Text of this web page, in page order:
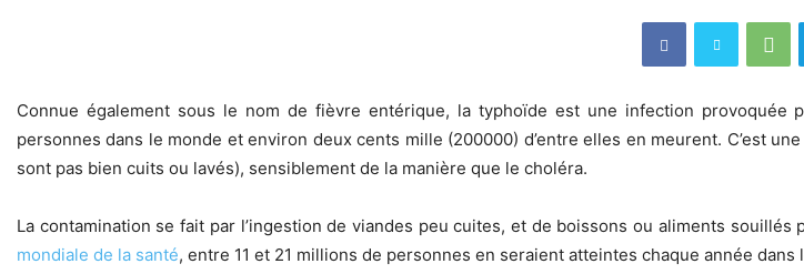
Connue également sous le nom de fièvre entérique, la typhoïde est une infection
personnes dans le monde et environ deux cents mille (200000) d’entre elles en meurent. C’est
sont pas bien cuits ou lavés), sensiblement de la manière que le choléra.
La contamination se fait par l’ingestion de viandes peu cuites, et de boissons ou aliments souillés
mondiale de la santé, entre 11 et 21 millions de personnes en seraient atteintes chaque année dans